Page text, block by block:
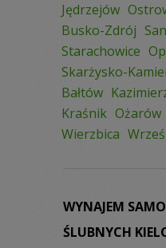
Jędrzejów
Busko-Zdrój
Starachowice
Skarżysko-
Bałtów
Kraśnik Ożarów
Wierzbica
WYNAJEM
ŚLUBNYCH